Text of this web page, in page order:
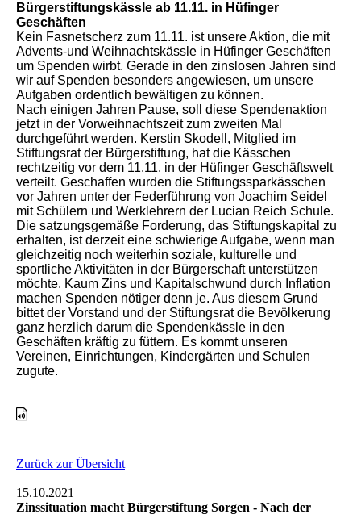
Bürgerstiftungskässle ab 11.11. in Hüfinger
Geschäften
Kein Fasnetscherz zum 11.11. ist unsere Aktion, die mit
Advents-und Weihnachtskässle in Hüfinger Geschäften
um Spenden wirbt. Gerade in den zinslosen Jahren sind
wir auf Spenden besonders angewiesen, um unsere
Aufgaben ordentlich bewältigen zu können.
Nach einigen Jahren Pause, soll diese Spendenaktion
jetzt in der Vorweihnachtszeit zum zweiten Mal
durchgeführt werden. Kerstin Skodell, Mitglied im
Stiftungsrat der Bürgerstiftung, hat die Kässchen
rechtzeitig vor dem 11.11. in der Hüfinger Geschäftswelt
verteilt. Geschaffen wurden die Stiftungssparkässchen
vor Jahren unter der Federführung von Joachim Seidel
mit Schülern und Werklehrern der Lucian Reich Schule.
Die satzungsgemäße Forderung, das Stiftungskapital zu
erhalten, ist derzeit eine schwierige Aufgabe, wenn man
gleichzeitig noch weiterhin soziale, kulturelle und
sportliche Aktivitäten in der Bürgerschaft unterstützen
möchte. Kaum Zins und Kapitalschwund durch Inflation
machen Spenden nötiger denn je. Aus diesem Grund
bittet der Vorstand und der Stiftungsrat die Bevölkerung
ganz herzlich darum die Spendenkässle in den
Geschäften kräftig zu füttern. Es kommt unseren
Vereinen, Einrichtungen, Kindergärten und Schulen
zugute.
Zurück zur Übersicht
15.10.2021
Zinssituation macht Bürgerstiftung Sorgen - Nach der